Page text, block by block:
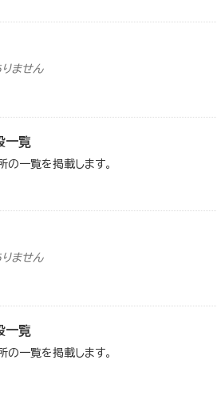
ません
一覧
一覧を掲載します。
ません
一覧
一覧を掲載します。